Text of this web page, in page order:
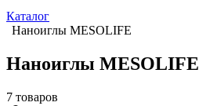
Каталог
Наноиглы MESOLIFE
Наноиглы MESOLIFE
7 товаров